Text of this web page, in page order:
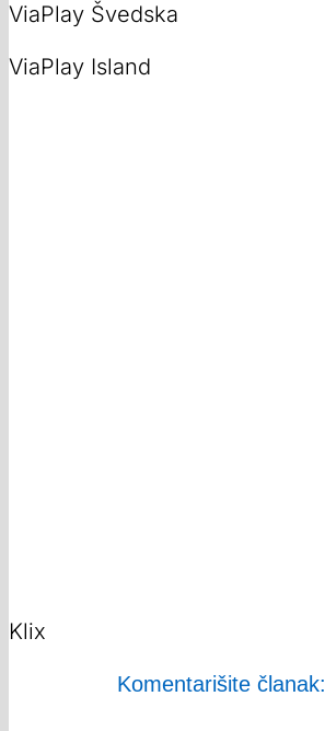
ViaPlay Švedska
ViaPlay Island
Klix
Komentarišite članak: